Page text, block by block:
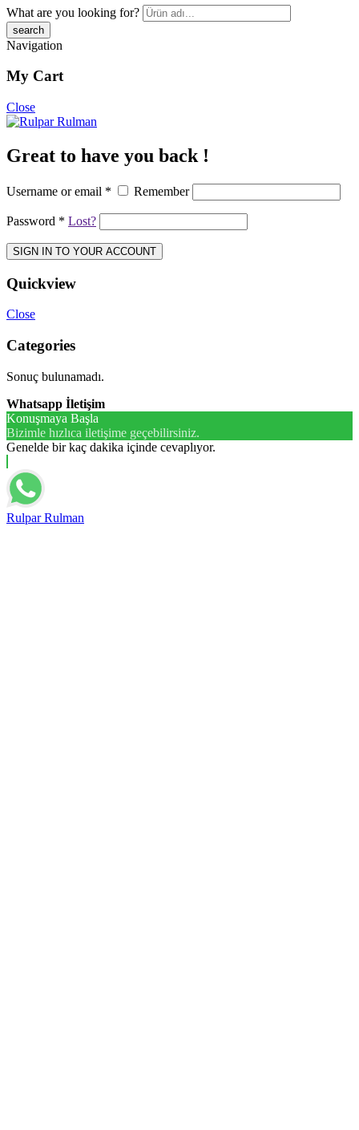
What are you looking for?
Navigation
My Cart
Close
Great to have you back !
Username or email * Remember
Password * Lost?
SIGN IN TO YOUR ACCOUNT
Quickview
Close
Categories
Sonuç bulunamadı.
Whatsapp İletişim
Konuşmaya Başla
Bizimle hızlıca iletişime geçebilirsiniz.
Genelde bir kaç dakika içinde cevaplıyor.
Rulpar Rulman